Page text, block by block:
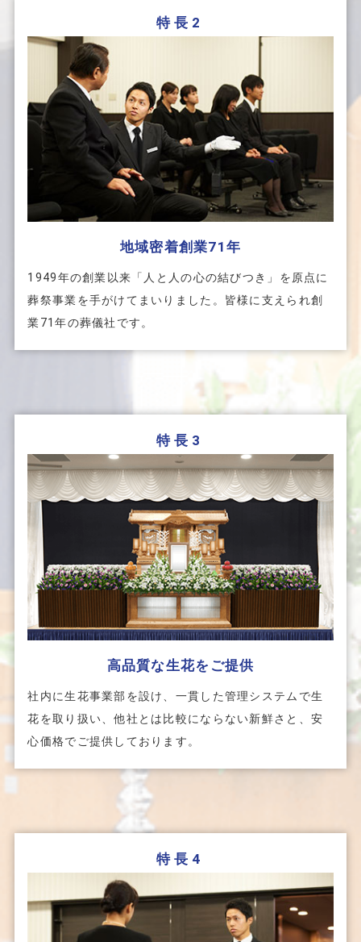
特長2
地域密着創業71年
1949年の創業以来「人と人の心の結びつき」を原点に
葬祭事業を手がけてまいりました。皆様に支えられ創
業71年の葬儀社です。
特長3
高品質な生花をご提供
社内に生花事業部を設け、一貫した管理システムで生
花を取り扱い、他社とは比較にならない新鮮さと、安
心価格でご提供しております。
特長4